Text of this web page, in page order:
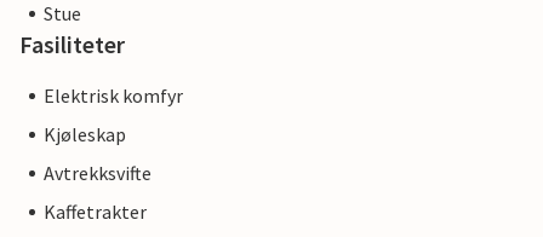
Stue
Fasiliteter
Elektrisk komfyr
Kjøleskap
Avtrekksvifte
Kaffetrakter